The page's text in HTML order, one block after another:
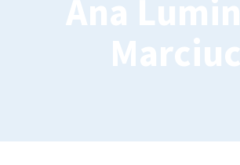
Ana
Marciuc